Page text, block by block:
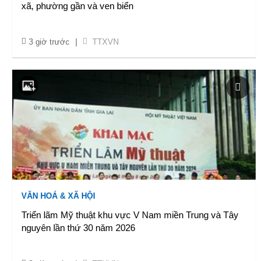
xã, phường gần và ven biển
3 giờ trước TTXVN
VĂN HOÁ & XÃ HỘI
Triển lãm Mỹ thuật khu vực V Nam miền Trung và Tây
nguyên lần thứ 30 năm 2026